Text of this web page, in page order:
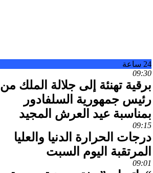
24 ساعة
09:30
برقية تهنئة إلى جلالة الملك من
رئيس جمهورية السلفادور
بمناسبة عيد العرش المجيد
09:15
درجات الحرارة الدنيا والعليا
المرتقبة اليوم السبت
09:01